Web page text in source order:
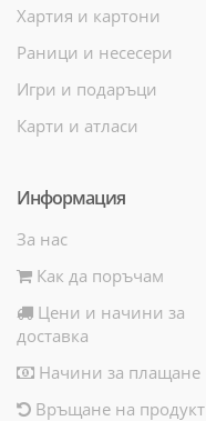
Хартия и картони
Раници и несесери
Игри и подаръци
Карти и атласи
Информация
За нас
Как да поръчам
Цени и начини за
доставка
Начини за плащане
Връщане на продукт